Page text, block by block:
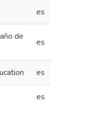
es
de
es
es
es